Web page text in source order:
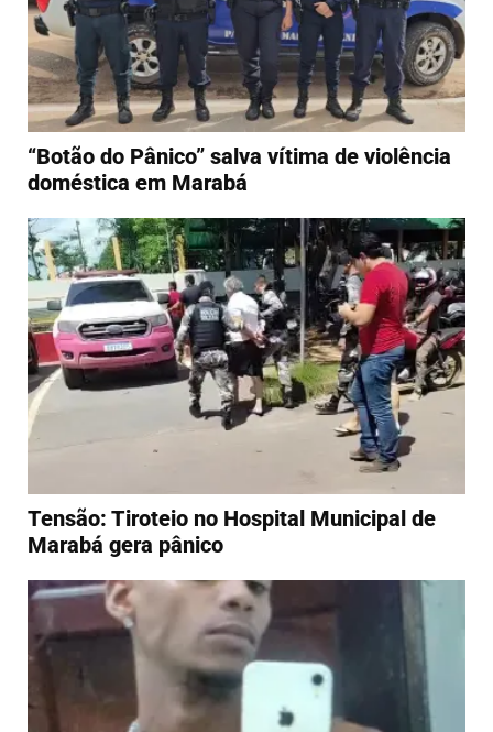
“Botão do Pânico” salva vítima de violência
doméstica em Marabá
Tensão: Tiroteio no Hospital Municipal de
Marabá gera pânico